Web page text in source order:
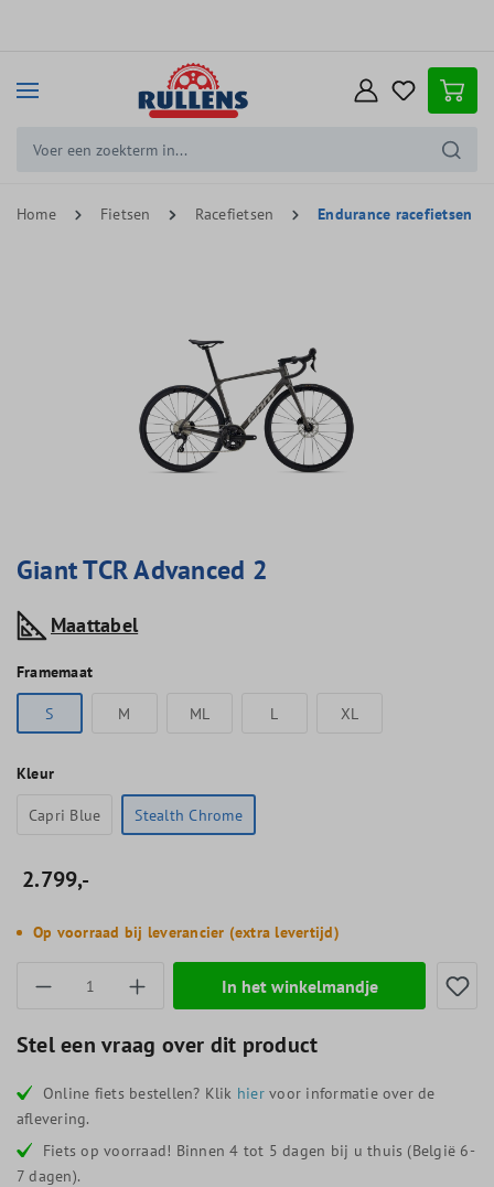
Home Fietsen Racefietsen Endurance racefietsen
Giant TCR Advanced 2
Maattabel
Framemaat
S
M ML L XL
Kleur
Capri Blue
Stealth Chrome
2.799,-
Op voorraad bij leverancier (extra levertijd)
Producthoeveelheid: Voer de gewenste
In het winkelmandje
Stel een vraag over dit product
Online fiets bestellen? Klik hiervoor informatie over de
aflevering.
Fiets op voorraad! Binnen 4 tot 5 dagen bij u thuis (België 6-
7 dagen).